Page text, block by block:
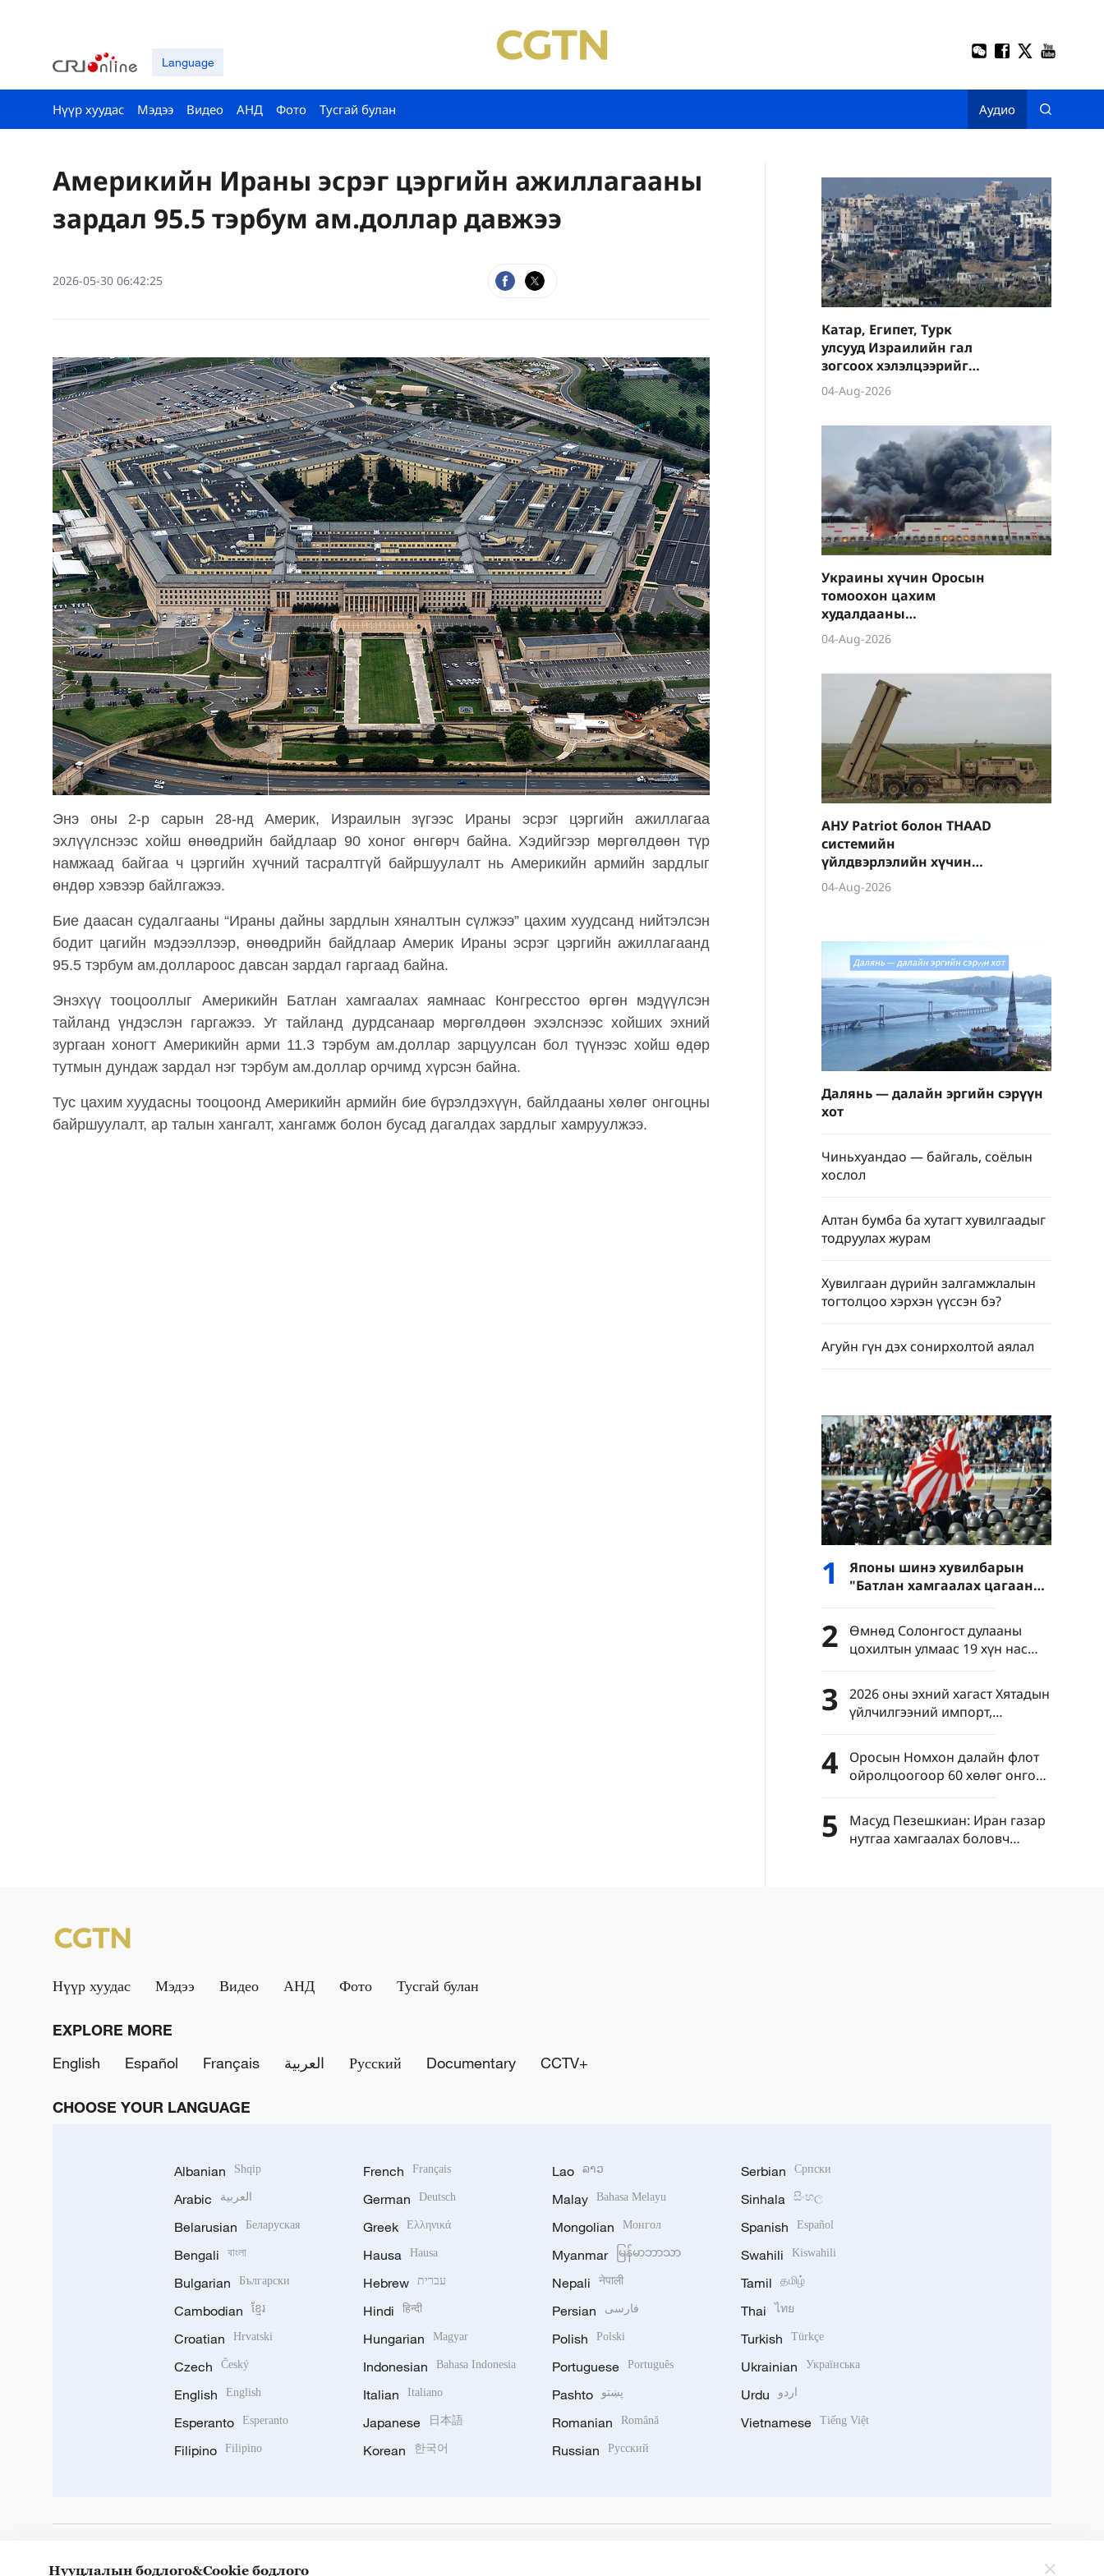
Language
Нүүр хуудас Мэдээ Видео АНД Фото Тусгай булан Аудио
Америкийн Ираны эсрэг цэргийн ажиллагааны
зардал 95.5 тэрбум ам.доллар давжээ
2026-05-30 06:42:25
Энэ оны 2-р сарын 28-нд Америк, Израилын зүгээс Ираны эсрэг цэргийн ажиллагаа
эхлүүлснээс хойш өнөөдрийн байдлаар 90 хоног өнгөрч байна. Хэдийгээр мөргөлдөөн түр
намжаад байгаа ч цэргийн хүчний тасралтгүй байршуулалт нь Америкийн армийн зардлыг
өндөр хэвээр байлгажээ.
Бие даасан судалгааны “Ираны дайны зардлын хяналтын сүлжээ” цахим хуудсанд нийтэлсэн
бодит цагийн мэдээллээр, өнөөдрийн байдлаар Америк Ираны эсрэг цэргийн ажиллагаанд
95.5 тэрбум ам.доллароос давсан зардал гаргаад байна.
Энэхүү тооцооллыг Америкийн Батлан хамгаалах яамнаас Конгресстоо өргөн мэдүүлсэн
тайланд үндэслэн гаргажээ. Уг тайланд дурдсанаар мөргөлдөөн эхэлснээс хойших эхний
зургаан хоногт Америкийн арми 11.3 тэрбум ам.доллар зарцуулсан бол түүнээс хойш өдөр
тутмын дундаж зардал нэг тэрбум ам.доллар орчимд хүрсэн байна.
Тус цахим хуудасны тооцоонд Америкийн армийн бие бүрэлдэхүүн, байлдааны хөлөг онгоцны
байршуулалт, ар талын хангалт, хангамж болон бусад дагалдах зардлыг хамруулжээ.
Катар, Египет, Турк
улсууд Израилийн гал
зогсоох хэлэлцээрийг
зөрчиж байгааг
буруушаав
04-Aug-2026
Украины хүчин Оросын
томоохон цахим
худалдааны
платформуудын
агуулахад дайралт
04-Aug-2026
АНУ Patriot болон THAAD
системийн
үйлдвэрлэлийн хүчин
чадлыг мэдэгдэхүйц
нэмэгдүүлэхээр
04-Aug-2026
Далянь — далайн эргийн сэрүүн
хот
Чиньхуандао — байгаль, соёлын
хослол
Алтан бумба ба хутагт хувилгаадыг
тодруулах журам
Хувилгаан дүрийн залгамжлалын
тогтолцоо хэрхэн үүссэн бэ?
Агуйн гүн дэх сонирхолтой аялал
1
Японы шинэ хувилбарын
"Батлан ​​​​хамгаалах цагаан
ном" нь цэргийн тэлэлтийн
замыг нээж өгч байна
2
Өмнөд Солонгост дулааны
цохилтын улмаас 19 хүн нас
барав
3
2026 оны эхний хагаст Хятадын
үйлчилгээний импорт,
экспортын нийт хэмжээ 3.78 их
наяд юаньд хүрэв
4
Оросын Номхон далайн флот
ойролцоогоор 60 хөлөг онгоц
оролцсон сургуулилт эхлүүлэв
5
Масуд Пезешкиан: Иран газар
нутгаа хамгаалах боловч
Нүүр хуудас Мэдээ Видео АНД Фото Тусгай булан
EXPLORE MORE
English
Español Français العربية Русский Documentary CCTV+
CHOOSE YOUR LANGUAGE
Albanian Shqip
Arabic العربية
Belarusian Беларуская
Bengali বাংলা
Bulgarian Български
Cambodian ខ្មែរ
Croatian Hrvatski
Czech Český
English English
Esperanto Esperanto
Filipino Filipino
French Français
German Deutsch
Greek Ελληνικά
Hausa Hausa
Hebrew עברית
Hindi हिन्दी
Hungarian Magyar
Indonesian Bahasa Indonesia
Italian Italiano
Japanese 日本語
Korean 한국어
Lao ລາວ
Malay Bahasa Melayu
Mongolian Монгол
Myanmar မြန်မာဘာသာ
Nepali नेपाली
Persian فارسی
Polish Polski
Portuguese Português
Pashto پښتو
Romanian Română
Russian Русский
Serbian Српски
Sinhala සිංහල
Spanish Español
Swahili Kiswahili
Tamil தமிழ்
Thai ไทย
Turkish Türkçe
Ukrainian Українська
Urdu اردو
Vietnamese Tiếng Việt
Нууцлалын бодлого&Cookie бодлого